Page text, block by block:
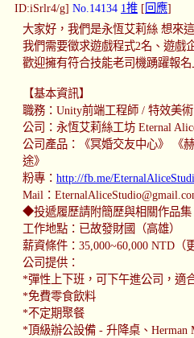
ID:iSrlr4/g] No.14134 1推 [ 回應]
大家好，我們是永恆艾莉絲 想來
我們需要徵求遊戲程式2名、遊戲
歡迎擁有符合技能老司機踴躍報名
【基本資訊】
職務：Unity前端工程師 / 特效美
公司：永恆艾莉絲工坊 Eternal
公司產品：《冥婚交友中心》 《
途》
粉專： http://fb.me/
Mail：
◆投遞履歷請附簡歷與相關作品集
工作地點：已故發財國（高雄）
薪資條件：35,000~60,000 NTD（
公司提供：
*彈性上下班，可下午進公司，適
*免費零食飲料
*不定期聚餐
*頂級辦公設備 - 升降桌、Herman